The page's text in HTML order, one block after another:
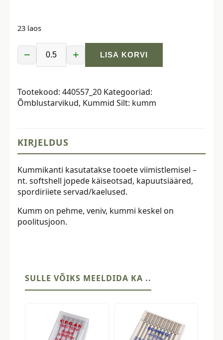
23 laos
−
Kummikant,
roosa
kogus
+ LISA KORVI
Tootekood: 440557_20 Kategooriad:
Õmblustarvikud, Kummid Silt: kumm
KIRJELDUS
Kummikanti kasutatakse tooete viimistlemisel –
nt. softshell jopede käiseotsad, kapuutsiääred,
spordiriiete servad/kaelused.
Kumm on pehme, veniv, kummi keskel on
poolitusjoon.
SULLE VÕIKS MEELDIDA KA ..